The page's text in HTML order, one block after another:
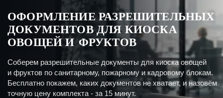
ОФОРМЛЕНИЕ РАЗРЕШИТЕЛЬНЫХ
ДОКУМЕНТОВ ДЛЯ КИОСКА
ОВОЩЕЙ И ФРУКТОВ
Соберем разрешительные документы для киоска овощей
и фруктов по санитарному, пожарному и кадровому блокам.
Бесплатно покажем, каких документов не хватает, и назовём
точную цену комплекта - за 15 минут.